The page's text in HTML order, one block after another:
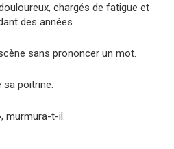
chargés de fatigue et
des années.
sans prononcer un mot.
sa poitrine.
murmura-t-il.